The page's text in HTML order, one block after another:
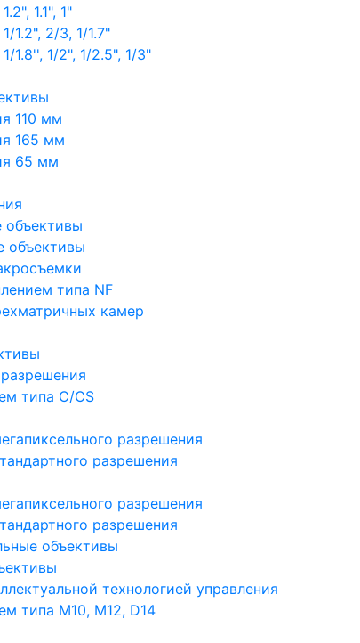
1.1", 1"
1.2", 2/3, 1/1.7"
1.8'', 1/2", 1/2.5", 1/3"
110 мм
165 мм
65 мм
объективы
объективы
типа NF
камер
типа C/CS
разрешения
разрешения
разрешения
разрешения
объективы
технологией управления
типа M10, M12, D14